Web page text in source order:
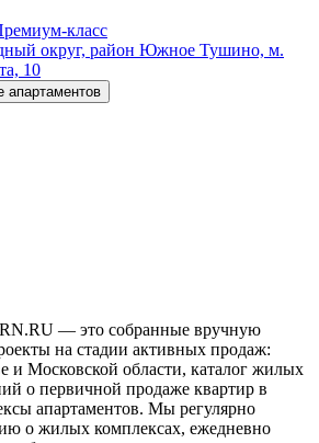
класс
округ, район Южное Тушино, м.
10
апартаментов
— это собранные вручную
на стадии активных продаж:
и Московской области, каталог жилых
о первичной продаже квартир в
апартаментов. Мы регулярно
о жилых комплексах, ежедневно